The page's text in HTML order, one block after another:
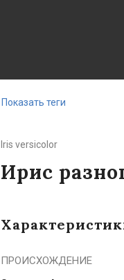
Показать теги
Iris versicolor
Ирис
ПРОИСХОЖДЕНИЕ